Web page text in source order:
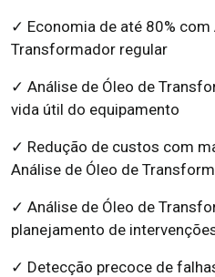
✓ Economia de até 80% com
Transformador regular
✓ Análise de Óleo de
vida útil do equipamento
✓ Redução de custos com
Análise de Óleo de
✓ Análise de Óleo de
planejamento de
✓ Detecção precoce de